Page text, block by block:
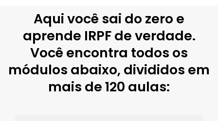
Aqui você sai do zero e
aprende IRPF de verdade.
Você encontra todos os
módulos abaixo, divididos em
mais de 120 aulas: